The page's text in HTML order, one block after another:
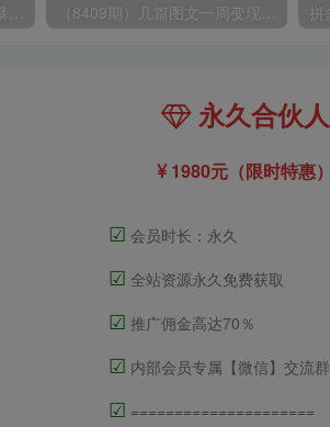
（9420期）最新短剧玩法，暴力变现日入1000+私域零成本操作，全程干货（附1400G短剧） （8409期）几篇图文一周变现1500＋，深度拆解面试掘金项目，小白轻松上手
永久合伙人
1980元（限时特惠）
☑ 会员时长：永久
☑ 全站资源永久免费获取
☑ 推广佣金高达70％
☑ 内部会员专属【微信】交流群
☑ =====================